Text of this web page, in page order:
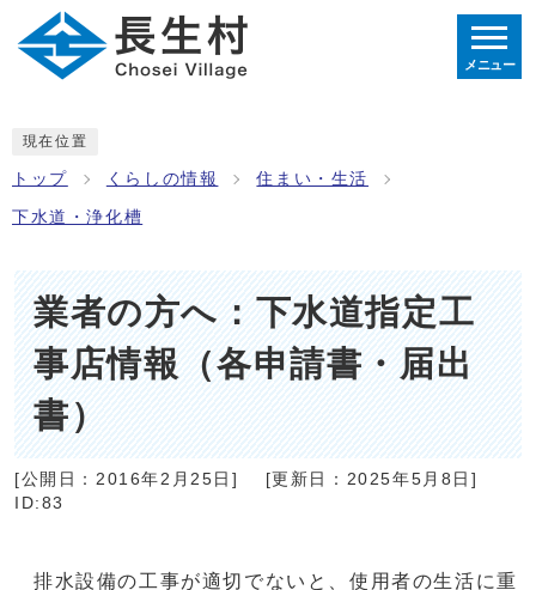
メニュー
現在位置
トップ くらしの情報 住まい・生活
下水道・浄化槽
業者の方へ：下水道指定工
事店情報（各申請書・届出
書）
[公開日： 2016年2月25日 ] [更新日： 2025年5月8日]
ID:83
排水設備の工事が適切でないと、使用者の生活に重